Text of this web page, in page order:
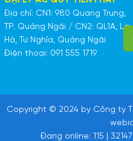
Địa chỉ: CN1: 980 Quang Trung,
TP. Quảng Ngãi / CN2: QL1A, La
Hà, Tư Nghĩa, Quảng Ngãi
Điện thoại: 091 555 1719
Copyright © 2024 by Công ty
Đang online: 115 |